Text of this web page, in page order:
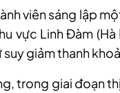
viên sáng lập
vực Linh Đàm
suy giảm thanh
trong giai đoạn